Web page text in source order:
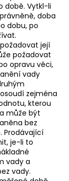
době. Vytkl-li
doba
dobu, po
její
požadovat
opravu věci,
vady
zejména
kterou
může být
bez
Prodávající
je-li to
vady a
vady.